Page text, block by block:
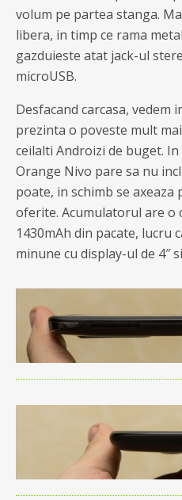
volum pe partea stanga.
libera, in timp ce rama
gazduieste atat jack-ul
microUSB.
Desfacand carcasa, vedem
prezinta o poveste mult
ceilalti Androizi de buget.
Orange Nivo pare sa nu
poate, in schimb se
oferite. Acumulatorul are o
1430mAh din pacate, lucru
minune cu display-ul de 4″